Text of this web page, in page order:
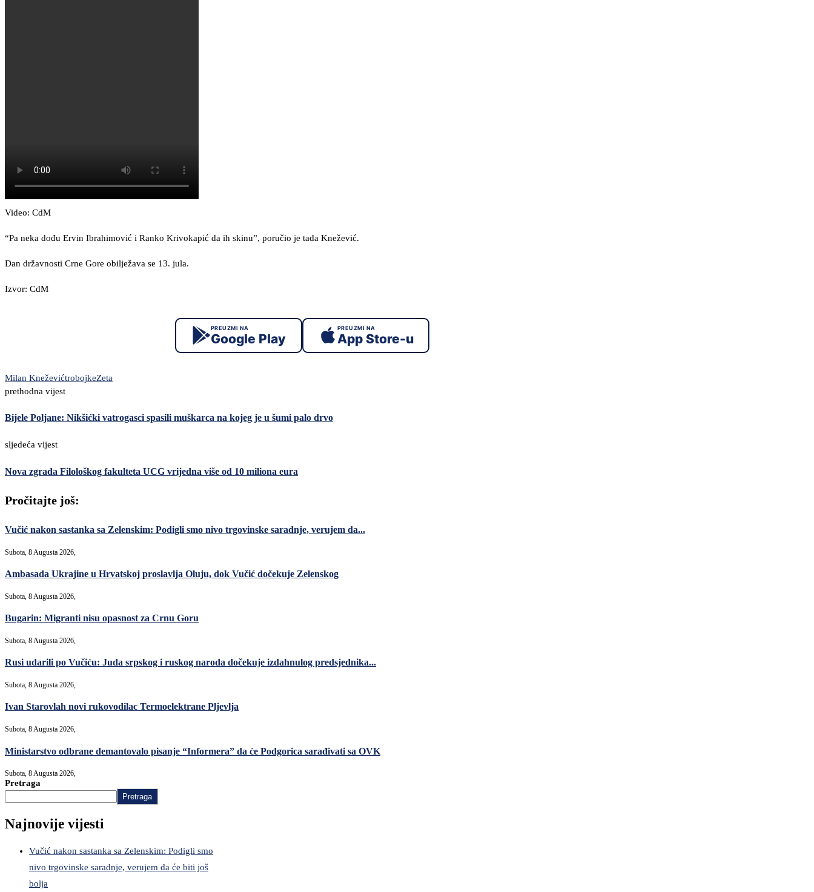
Video: CdM
“Pa neka dođu Ervin Ibrahimović i Ranko Krivokapić da ih skinu”, poručio je tada Knežević.
Dan državnosti Crne Gore obilježava se 13. jula.
Izvor: CdM
PREUZMI NA
Google Play
PREUZMI NA
App Store-u
Milan KneževićtrobojkeZeta
prethodna vijest
Bijele Poljane: Nikšićki vatrogasci spasili muškarca na kojeg je u šumi palo drvo
sljedeća vijest
Nova zgrada Filološkog fakulteta UCG vrijedna više od 10 miliona eura
Pročitajte još:
Vučić nakon sastanka sa Zelenskim: Podigli smo nivo trgovinske saradnje, verujem da...
Subota, 8 Augusta 2026,
Ambasada Ukrajine u Hrvatskoj proslavlja Oluju, dok Vučić dočekuje Zelenskog
Subota, 8 Augusta 2026,
Bugarin: Migranti nisu opasnost za Crnu Goru
Subota, 8 Augusta 2026,
Rusi udarili po Vučiću: Juda srpskog i ruskog naroda dočekuje izdahnulog predsjednika...
Subota, 8 Augusta 2026,
Ivan Starovlah novi rukovodilac Termoelektrane Pljevlja
Subota, 8 Augusta 2026,
Ministarstvo odbrane demantovalo pisanje “Informera” da će Podgorica sarađivati sa OVK
Subota, 8 Augusta 2026,
Pretraga
Pretraga
Najnovije vijesti
Vučić nakon sastanka sa Zelenskim: Podigli smo
nivo trgovinske saradnje, verujem da će biti još
bolja